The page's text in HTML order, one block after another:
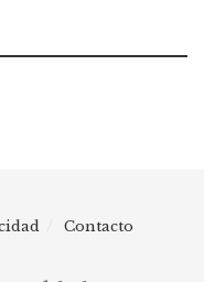
Contacto